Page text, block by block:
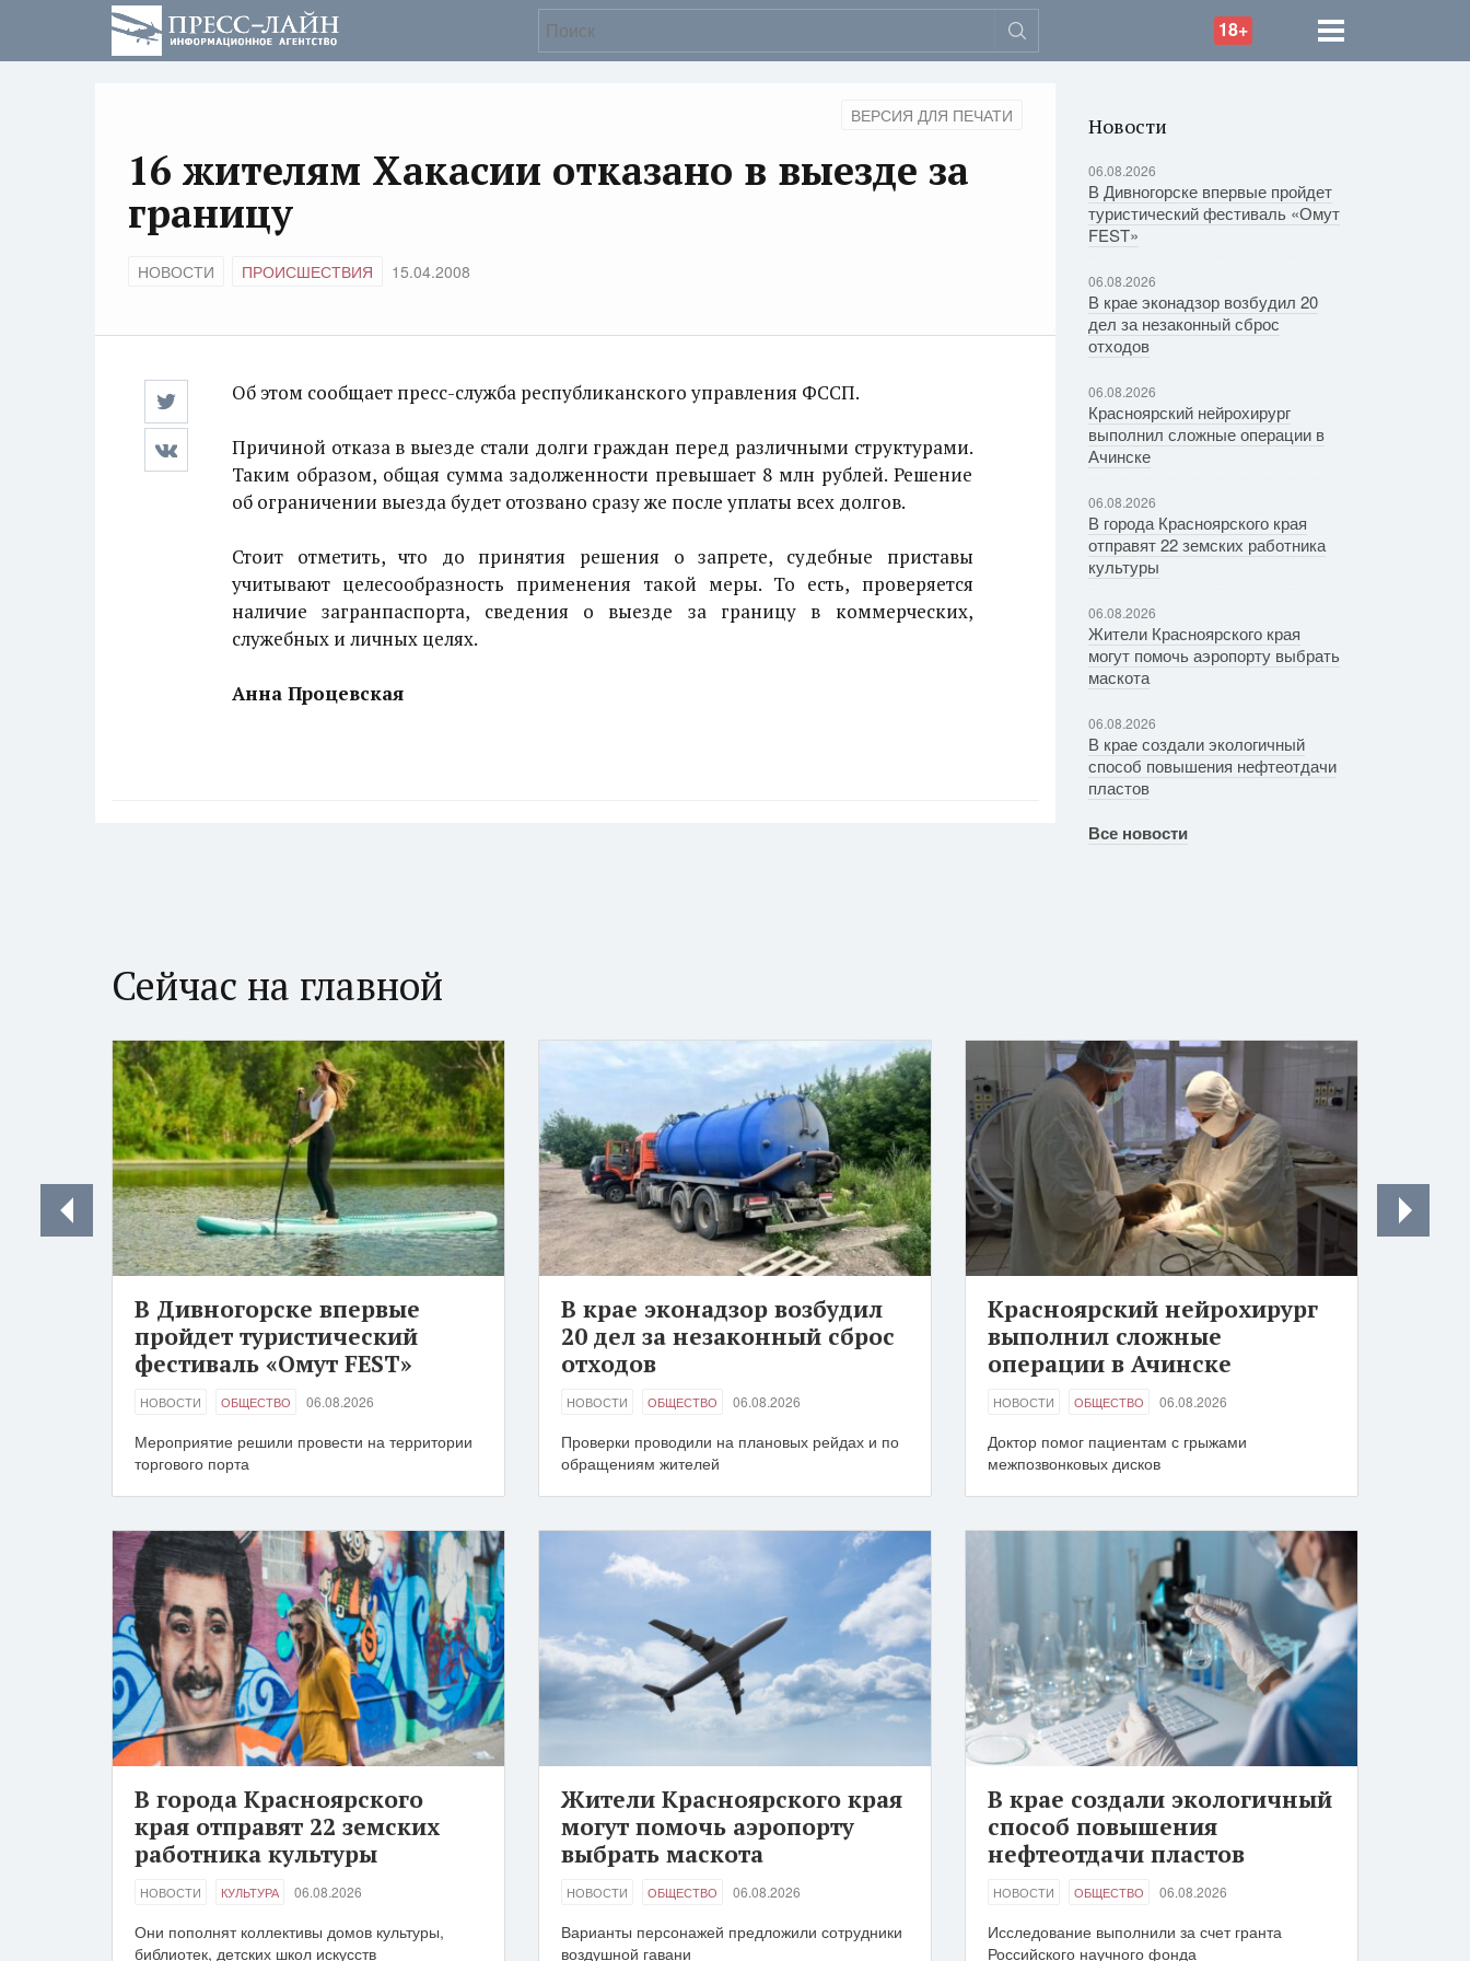
18+
ВЕРСИЯ ДЛЯ ПЕЧАТИ
16 жителям Хакасии отказано в выезде за
границу
НОВОСТИ ПРОИСШЕСТВИЯ 15.04.2008
Об этом сообщает пресс-служба республиканского управления ФССП.
Причиной отказа в выезде стали долги граждан перед различными структурами.
Таким образом, общая сумма задолженности превышает 8 млн рублей. Решение
об ограничении выезда будет отозвано сразу же после уплаты всех долгов.
Стоит отметить, что до принятия решения о запрете, судебные приставы
учитывают целесообразность применения такой меры. То есть, проверяется
наличие загранпаспорта, сведения о выезде за границу в коммерческих,
служебных и личных целях.
Анна Процевская
Новости
06.08.2026
В Дивногорске впервые пройдет
туристический фестиваль «Омут
FEST»
06.08.2026
В крае эконадзор возбудил 20
дел за незаконный сброс
отходов
06.08.2026
Красноярский нейрохирург
выполнил сложные операции в
Ачинске
06.08.2026
В города Красноярского края
отправят 22 земских работника
культуры
06.08.2026
Жители Красноярского края
могут помочь аэропорту выбрать
маскота
06.08.2026
В крае создали экологичный
способ повышения нефтеотдачи
пластов
Все новости
Сейчас на главной
В Дивногорске впервые
пройдет туристический
фестиваль «Омут FEST»
НОВОСТИ ОБЩЕСТВО 06.08.2026
Мероприятие решили провести на территории
торгового порта
В крае эконадзор возбудил
20 дел за незаконный сброс
отходов
НОВОСТИ ОБЩЕСТВО 06.08.2026
Проверки проводили на плановых рейдах и по
обращениям жителей
Красноярский нейрохирург
выполнил сложные
операции в Ачинске
НОВОСТИ ОБЩЕСТВО 06.08.2026
Доктор помог пациентам с грыжами
межпозвонковых дисков
В города Красноярского
края отправят 22 земских
работника культуры
НОВОСТИ КУЛЬТУРА 06.08.2026
Они пополнят коллективы домов культуры,
библиотек, детских школ искусств
Жители Красноярского края
могут помочь аэропорту
выбрать маскота
НОВОСТИ ОБЩЕСТВО 06.08.2026
Варианты персонажей предложили сотрудники
воздушной гавани
В крае создали экологичный
способ повышения
нефтеотдачи пластов
НОВОСТИ ОБЩЕСТВО 06.08.2026
Исследование выполнили за счет гранта
Российского научного фонда